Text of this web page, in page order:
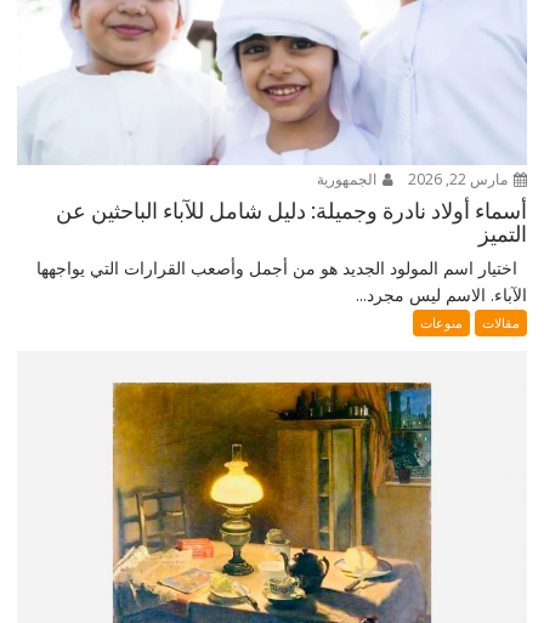
مارس 22, 2026 الجمهورية
أسماء أولاد نادرة وجميلة: دليل شامل للآباء الباحثين عن
التميز
اختيار اسم المولود الجديد هو من أجمل وأصعب القرارات التي يواجهها
الآباء. الاسم ليس مجرد...
مقالات منوعات